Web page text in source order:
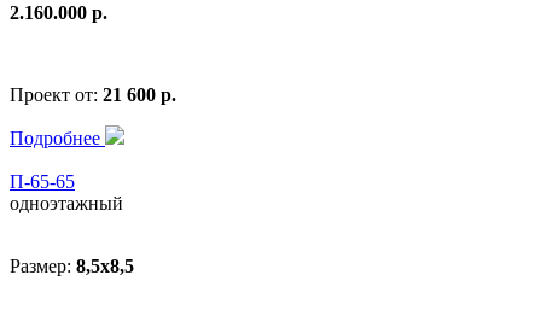
2.160.000 р.
Проект от: 21 600 р.
Подробнее
П-65-65
одноэтажный
Размер: 8,5x8,5